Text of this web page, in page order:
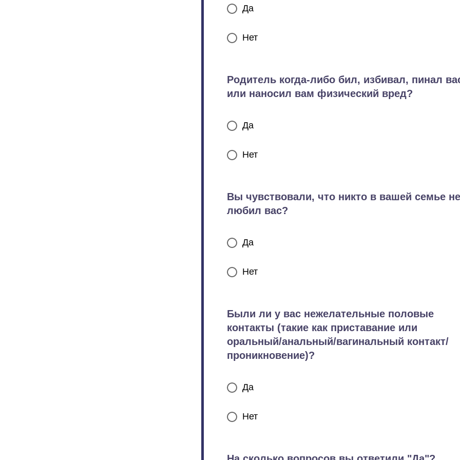
Да
Нет
Родитель когда-либо бил, избивал, пинал
или наносил вам физический вред?
Да
Нет
Вы чувствовали, что никто в вашей семье не
любил вас?
Да
Нет
Были ли у вас нежелательные половые
контакты (такие как приставание или
оральный/анальный/вагинальный контакт/
проникновение)?
Да
Нет